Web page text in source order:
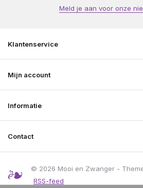
Meld je aan voor onze
Klantenservice
Mijn account
Informatie
Contact
© 2026 Mooi en Zwanger -
RSS-feed